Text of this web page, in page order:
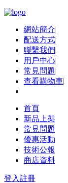
網站簡介|
配送方式|
聯繫我們|
用戶中心|
常見問題|
查看購物車|
首頁
新品上架
常見問題
優惠活動
技術公報
商店資料
登入註冊